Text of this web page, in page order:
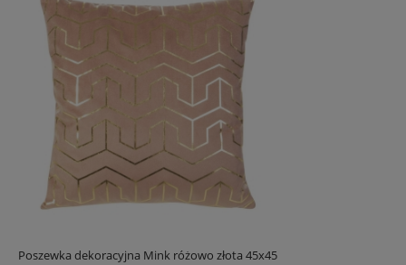
Poszewka dekoracyjna Mink różowo złota 45x45